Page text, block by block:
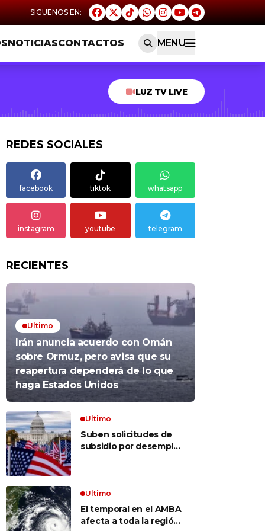
NOTICIASCONTACTOS MENU
LUZ TV LIVE
REDES SOCIALES
facebook tiktok whatsapp
instagram youtube telegram
RECIENTES
Ultimo
Irán anuncia acuerdo con Omán
sobre Ormuz, pero avisa que su
reapertura dependerá de lo que
haga Estados Unidos
Ultimo
Suben solicitudes de
subsidio por desempleo
Ultimo
El temporal en el AMBA
afecta a toda la región: